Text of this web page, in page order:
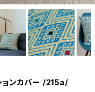
ョンカバー /215a/